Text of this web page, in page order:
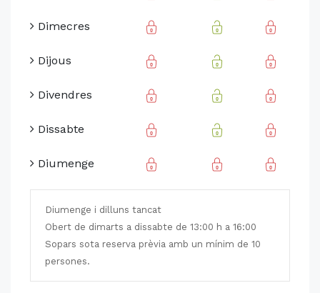
Dimecres
Dijous
Divendres
Dissabte
Diumenge
Diumenge i dilluns tancat
Obert de dimarts a dissabte de 13:00 h a 16:00
Sopars sota reserva prèvia amb un mínim de 10
persones.